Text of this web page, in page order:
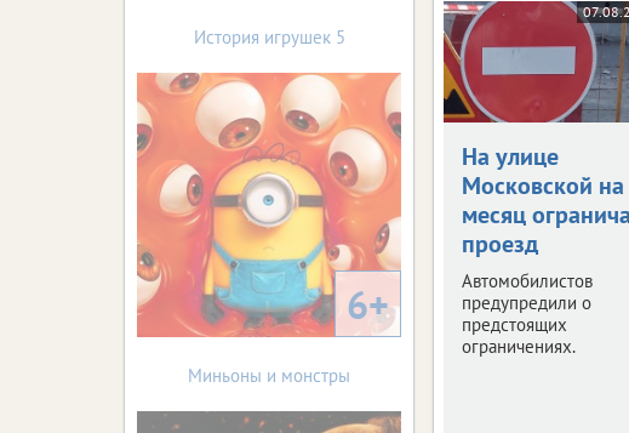
На улице
Московской на
месяц
проезд
Автомобилистов
предупредили о
предстоящих
ограничениях.
История игрушек 5
6+
Миньоны и монстры